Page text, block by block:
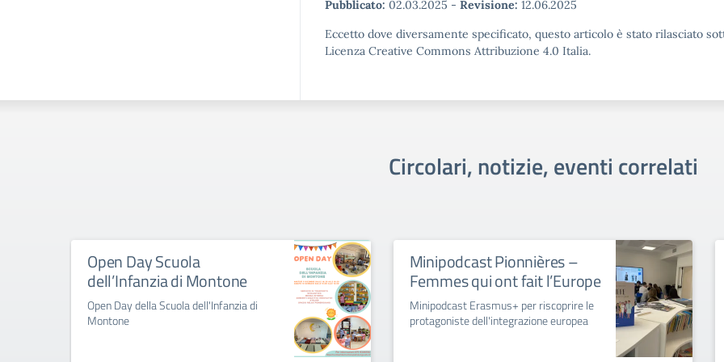
Pubblicato: 02.03.2025 - Revisione: 12.06.2025
Eccetto dove diversamente specificato, questo articolo è stato rilasciato
Licenza Creative Commons Attribuzione 4.0 Italia.
Circolari, notizie, eventi correlati
Open Day Scuola
dell’Infanzia di Montone
Open Day della Scuola dell'Infanzia di
Montone
Minipodcast Pionnières –
Femmes qui ont fait l’Europe
Minipodcast Erasmus+ per riscoprire le
protagoniste dell'integrazione europea